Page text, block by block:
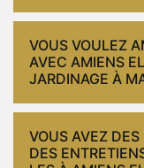
VOUS VOULEZ
AVEC AMIENS
JARDINAGE À
VOUS AVEZ
DES